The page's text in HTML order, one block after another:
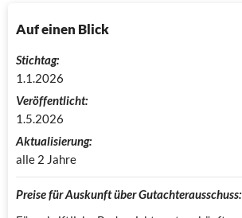
Auf einen Blick
Stichtag:
1.1.2026
Veröffentlicht:
1.5.2026
Aktualisierung:
alle 2 Jahre
Preise für Auskunft über Gutachterausschuss: